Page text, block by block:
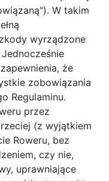
W takim
wyrządzone
że
zobowiązania
Regulaminu.
przez
(z wyjątkiem
Roweru, bez
czy nie,
uprawniające